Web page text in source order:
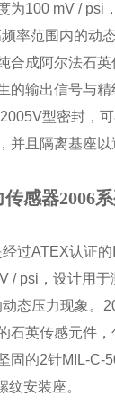
为100 mV / psi
率范围内的动
合成阿尔法石
的输出信号与精
型密封，
并且隔离基座
感器2006系
过ATEX认证
/ psi，设计用
态压力现象。
石英传感元件
固的2针MIL-C-
纹安装座。